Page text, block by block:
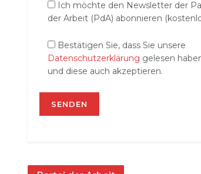
Ich möchte den Newsletter der
der Arbeit (PdA) abonnieren
Bestätigen Sie, dass Sie unsere
Datenschutzerklärung gelesen
und diese auch akzeptieren.